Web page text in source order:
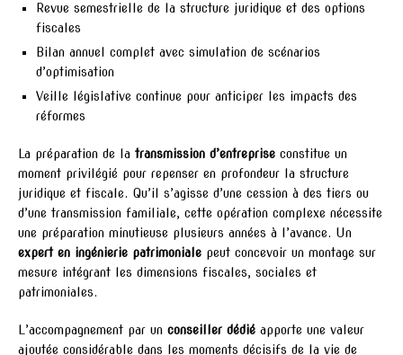
Revue semestrielle de la structure juridique et des options
fiscales
Bilan annuel complet avec simulation de scénarios
d’optimisation
Veille législative continue pour anticiper les impacts des
réformes
La préparation de la transmission d’entreprise constitue un
moment privilégié pour repenser en profondeur la structure
juridique et fiscale. Qu’il s’agisse d’une cession à des tiers ou
d’une transmission familiale, cette opération complexe nécessite
une préparation minutieuse plusieurs années à l’avance. Un
expert en ingénierie patrimoniale peut concevoir un montage sur
mesure intégrant les dimensions fiscales, sociales et
patrimoniales.
L’accompagnement par un conseiller dédié apporte une valeur
ajoutée considérable dans les moments décisifs de la vie de